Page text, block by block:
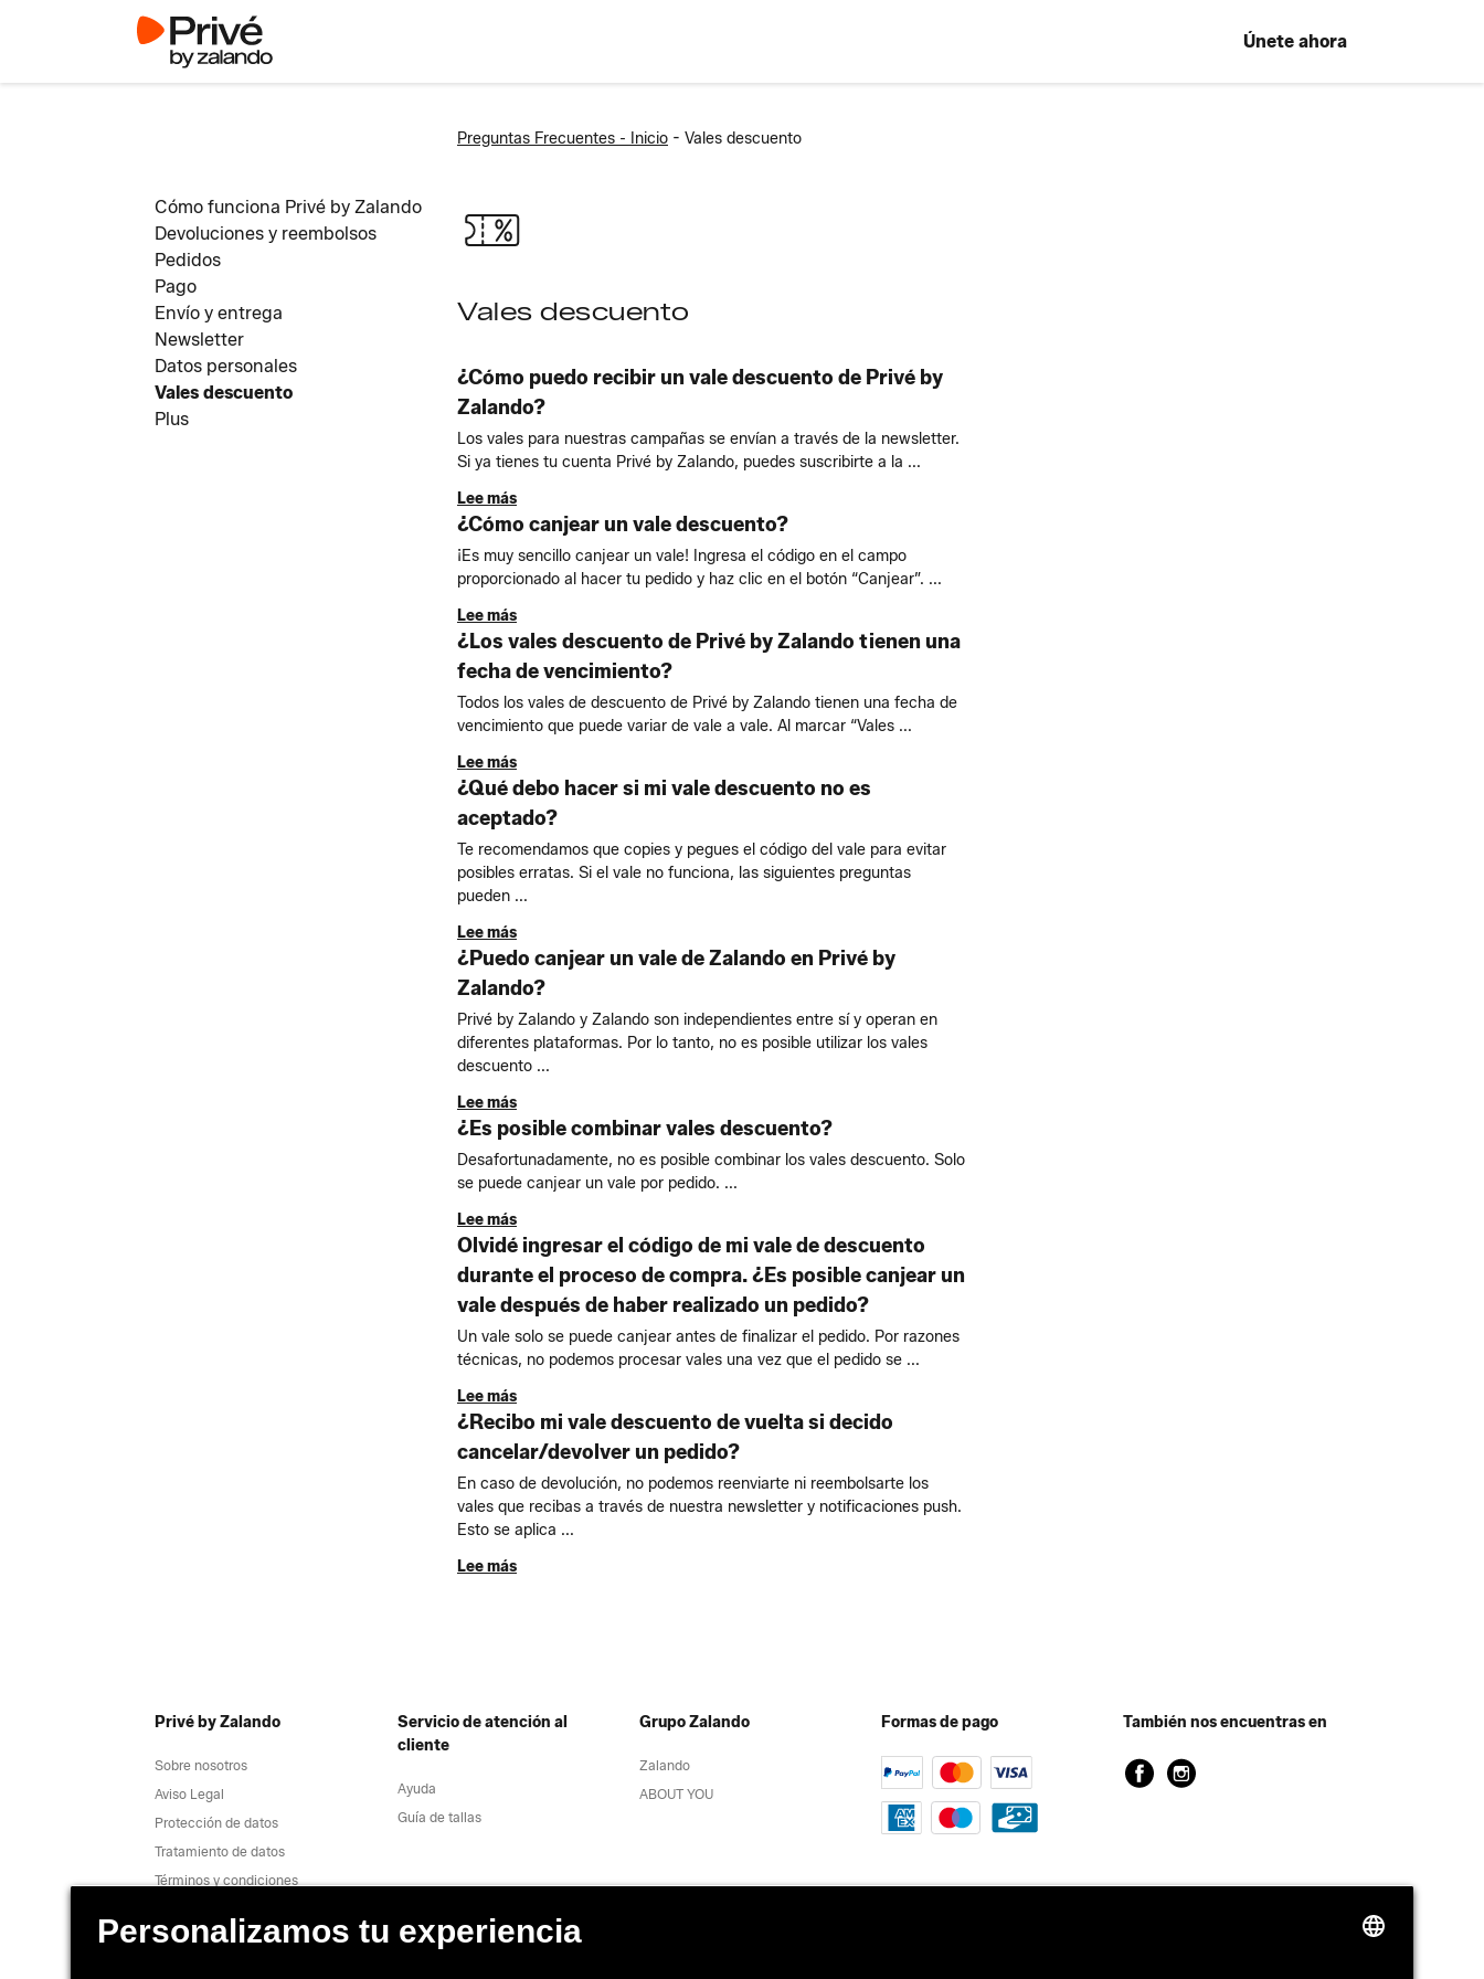
Únete ahora
Preguntas Frecuentes - Inicio - Vales descuento
Cómo funciona Privé by Zalando
Devoluciones y reembolsos
Pedidos
Pago
Envío y entrega
Newsletter
Datos personales
Vales descuento
Plus
Vales descuento
¿Cómo puedo recibir un vale descuento de Privé by
Zalando?
Los vales para nuestras campañas se envían a través de la newsletter.
Si ya tienes tu cuenta Privé by Zalando, puedes suscribirte a la ...
Lee más
¿Cómo canjear un vale descuento?
¡Es muy sencillo canjear un vale! Ingresa el código en el campo
proporcionado al hacer tu pedido y haz clic en el botón “Canjear”. ...
Lee más
¿Los vales descuento de Privé by Zalando tienen una
fecha de vencimiento?
Todos los vales de descuento de Privé by Zalando tienen una fecha de
vencimiento que puede variar de vale a vale. Al marcar “Vales ...
Lee más
¿Qué debo hacer si mi vale descuento no es
aceptado?
Te recomendamos que copies y pegues el código del vale para evitar
posibles erratas. Si el vale no funciona, las siguientes preguntas
pueden ...
Lee más
¿Puedo canjear un vale de Zalando en Privé by
Zalando?
Privé by Zalando y Zalando son independientes entre sí y operan en
diferentes plataformas. Por lo tanto, no es posible utilizar los vales
descuento ...
Lee más
¿Es posible combinar vales descuento?
Desafortunadamente, no es posible combinar los vales descuento. Solo
se puede canjear un vale por pedido. ...
Lee más
Olvidé ingresar el código de mi vale de descuento
durante el proceso de compra. ¿Es posible canjear un
vale después de haber realizado un pedido?
Un vale solo se puede canjear antes de finalizar el pedido. Por razones
técnicas, no podemos procesar vales una vez que el pedido se ...
Lee más
¿Recibo mi vale descuento de vuelta si decido
cancelar/devolver un pedido?
En caso de devolución, no podemos reenviarte ni reembolsarte los
vales que recibas a través de nuestra newsletter y notificaciones push.
Esto se aplica ...
Lee más
Privé by Zalando
Sobre nosotros
Aviso Legal
Protección de datos
Tratamiento de datos
Términos y condiciones
Trabaja con nosotros
Servicio de atención al
cliente
Ayuda
Guía de tallas
Grupo Zalando
Zalando
ABOUT YOU
Formas de pago También nos encuentras en